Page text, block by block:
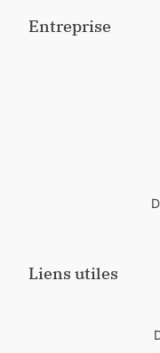
Entreprise
Liens utiles